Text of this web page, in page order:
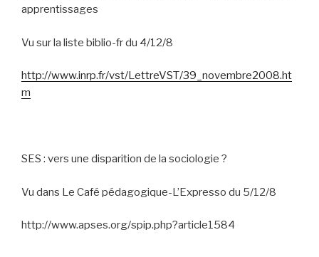
apprentissages
Vu sur la liste biblio-fr du 4/12/8
http://www.inrp.fr/vst/LettreVST/39_novembre2008.ht
m
SES : vers une disparition de la sociologie ?
Vu dans Le Café pédagogique-L’Expresso du 5/12/8
http://www.apses.org/spip.php?article1584